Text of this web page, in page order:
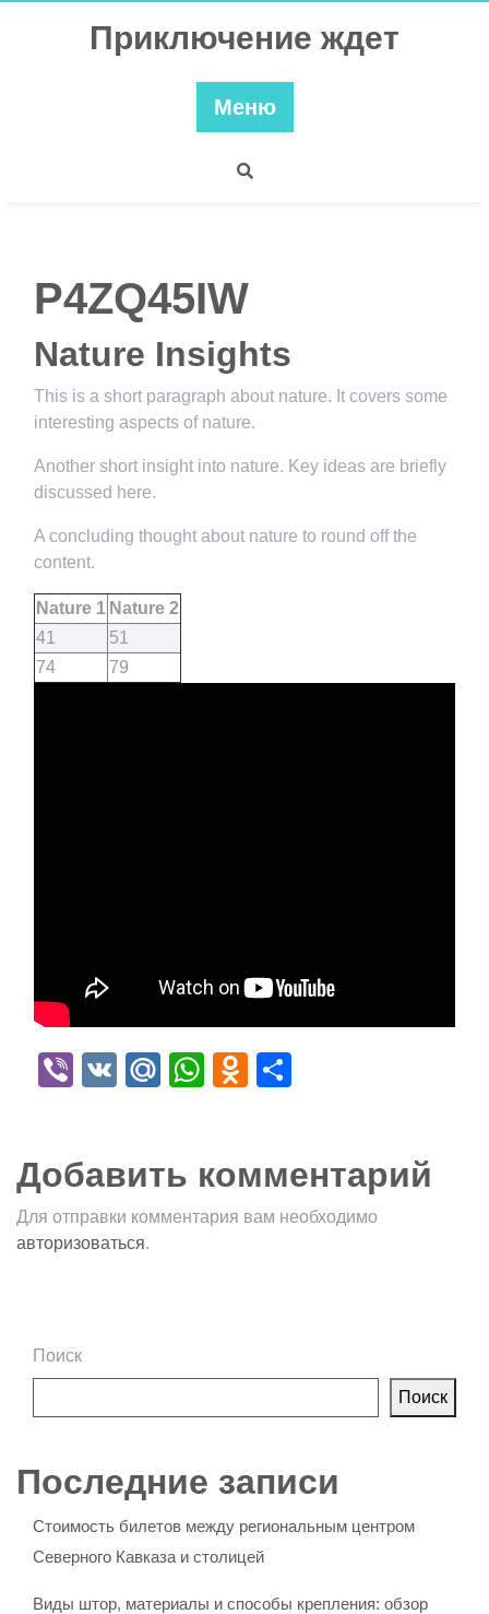
Приключение ждет
Меню
P4ZQ45IW
Nature Insights
This is a short paragraph about nature. It covers some
interesting aspects of nature.
Another short insight into nature. Key ideas are briefly
discussed here.
A concluding thought about nature to round off the
content.
Nature 1 Nature 2
41
51
74
79
Viber
VK Mail.Ru
WhatsApp
Odnoklassniki
Добавить комментарий
Для отправки комментария вам необходимо
авторизоваться.
Поиск
Поиск
Последние записи
Стоимость билетов между региональным центром
Северного Кавказа и столицей
Виды штор, материалы и способы крепления: обзор